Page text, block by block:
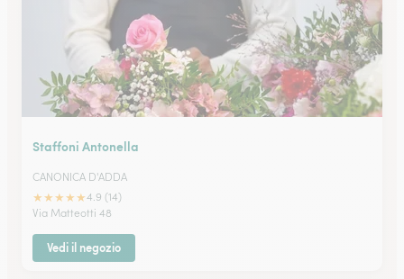
Staffoni Antonella
CANONICA D'ADDA
★★★★★4.9 (14)
Via Matteotti 48
Vedi il negozio